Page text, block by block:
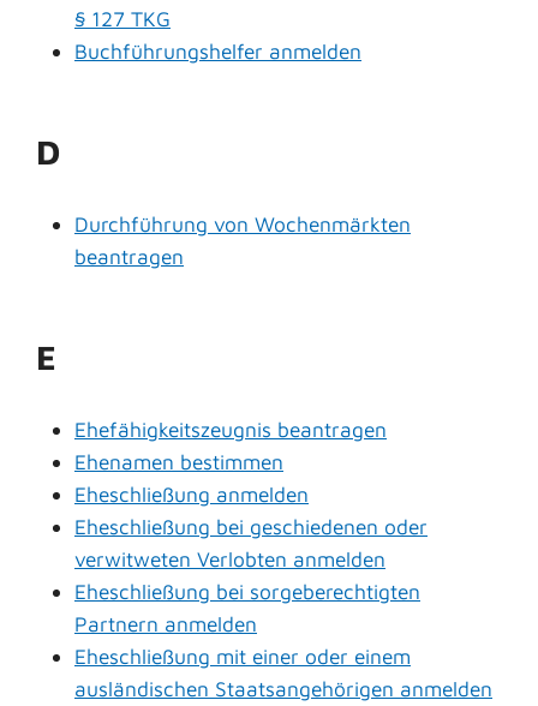
§ 127 TKG
Buchführungshelfer anmelden
D
Durchführung von Wochenmärkten
beantragen
E
Ehefähigkeitszeugnis beantragen
Ehenamen bestimmen
Eheschließung anmelden
Eheschließung bei geschiedenen oder
verwitweten Verlobten anmelden
Eheschließung bei sorgeberechtigten
Partnern anmelden
Eheschließung mit einer oder einem
ausländischen Staatsangehörigen anmelden